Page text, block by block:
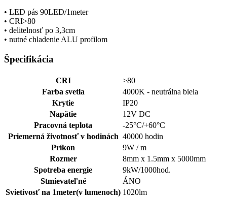
• LED pás 90LED/1meter
• CRI>80
• delitelnosť po 3,3cm
• nutné chladenie ALU profilom
Špecifikácia
CRI
>80
Farba svetla
4000K - neutrálna biela
Krytie
IP20
Napätie
12V DC
Pracovná teplota
-25°C/+60°C
Priemerná životnosť v hodinách 40000 hodin
Príkon
9W / m
Rozmer
8mm x 1.5mm x 5000mm
Spotreba energie
9kW/1000hod.
Stmievateľné
ÁNO
Svietivosť na 1meter(v lumenoch) 1020lm